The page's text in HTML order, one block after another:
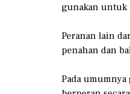
gunakan untuk
Peranan lain
penahan dan
Pada